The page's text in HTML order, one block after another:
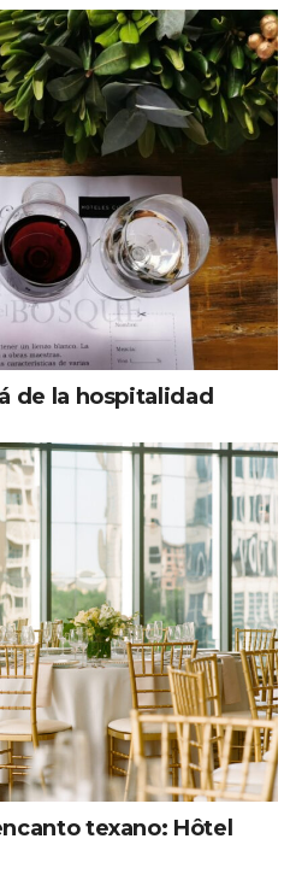
de la hospitalidad
texano: Hôtel